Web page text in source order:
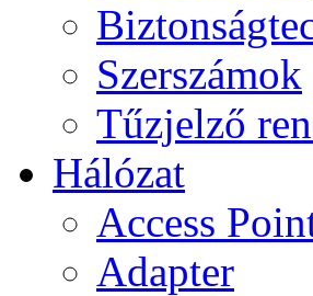
Szerszámok
Tűzjelző
Hálózat
Access
Adapter